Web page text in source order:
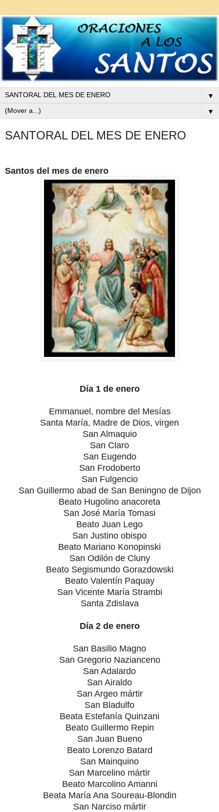
▼
▼
SANTORAL DEL MES DE ENERO
Santos del mes de enero
Día 1 de enero
Emmanuel, nombre del Mesías
Santa María, Madre de Dios, virgen
San Almaquio
San Claro
San Eugendo
San Frodoberto
San Fulgencio
San Guillermo abad de San Beningno de Dijon
Beato Hugolino anacoreta
San José María Tomasi
Beato Juan Lego
San Justino obispo
Beato Mariano Konopinski
San Odilón de Cluny
Beato Segismundo Gorazdowski
Beato Valentín Paquay
San Vicente María Strambi
Santa Zdislava
Día 2 de enero
San Basilio Magno
San Gregorio Nazianceno
San Adalardo
San Airaldo
San Argeo mártir
San Bladulfo
Beata Estefanía Quinzani
Beato Guillermo Repin
San Juan Bueno
Beato Lorenzo Batard
San Mainquino
San Marcelino mártir
Beato Marcolino Amanni
Beata María Ana Soureau-Blondin
San Narciso mártir